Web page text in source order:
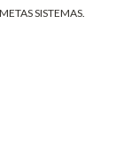
SISTEMAS.